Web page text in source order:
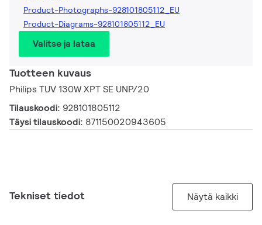
Product-Photographs-928101805112_EU
Product-Diagrams-928101805112_EU
Valitse ja lataa
Tuotteen kuvaus
Philips TUV 130W XPT SE UNP/20
Tilauskoodi: 928101805112
Täysi tilauskoodi: 871150020943605
Tekniset tiedot Näytä kaikki